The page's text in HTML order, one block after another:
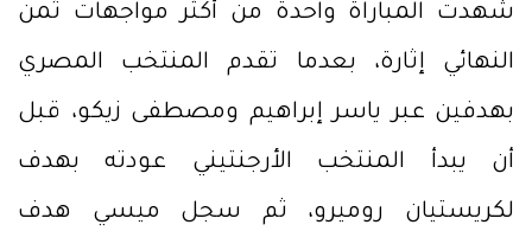
شهدت المباراة واحدة من أكثر مواجهات ثمن
النهائي إثارة، بعدما تقدم المنتخب المصري
بهدفين عبر ياسر إبراهيم ومصطفى زيكو، قبل
أن يبدأ المنتخب الأرجنتيني عودته بهدف
لكريستيان روميرو، ثم سجل ميسي هدف